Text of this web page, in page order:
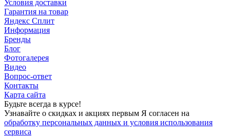
Условия доставки
Гарантия на товар
Яндекс Сплит
Информация
Бренды
Блог
Фотогалерея
Видео
Вопрос-ответ
Контакты
Карта сайта
Будьте всегда в курсе!
Узнавайте о скидках и акциях первым Я согласен на
обработку персональных данных и условия использования
сервиса